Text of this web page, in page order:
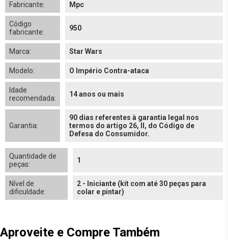
Fabricante: Mpc
Código
fabricante:
950
Marca: Star Wars
Modelo: O Império Contra-ataca
Idade
recomendada:
14 anos ou mais
Garantia:
90 dias referentes à garantia legal nos
termos do artigo 26, II, do Código de
Defesa do Consumidor.
Quantidade de
peças:
1
Nível de
dificuldade:
2 - Iniciante (kit com até 30 peças para
colar e pintar)
Aproveite e Compre Também